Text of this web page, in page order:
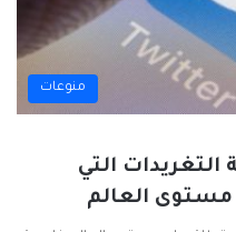
منوعات
التي